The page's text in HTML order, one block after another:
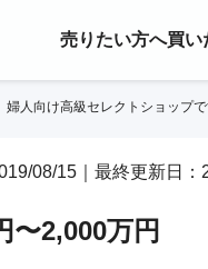
売りたい方へ買い
婦人向け高級セレクトショップで
08/15｜最終更新日
〜2,000万円